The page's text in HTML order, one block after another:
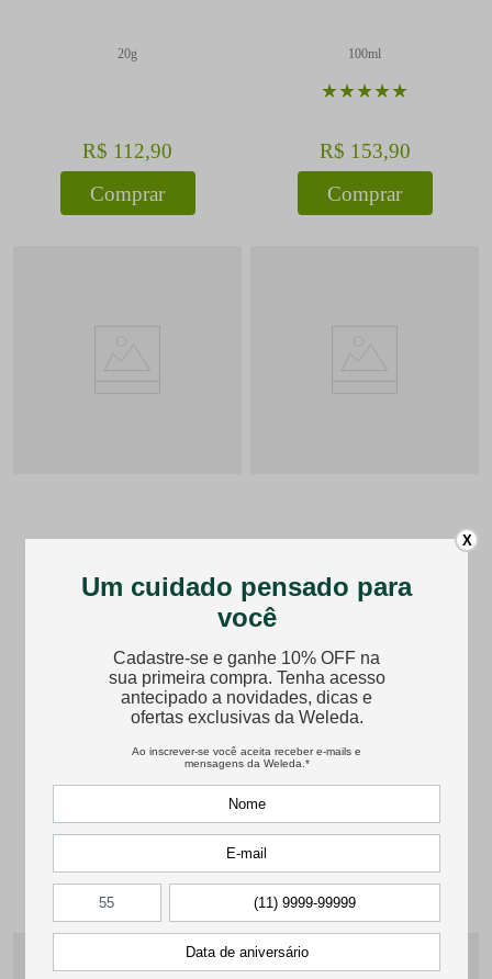
20g
R$ 112,90
Comprar
100ml
★★★★★
R$ 153,90
Comprar
Rosmarinus
cabelo forte e volumoso.
R$ 83,90
Comprar
Modulação da febre e Inflamações
20g
R$ 112,90
Comprar
X